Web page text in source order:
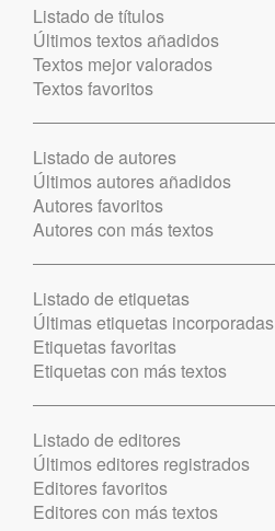
Listado de títulos
Últimos textos añadidos
Textos mejor valorados
Textos favoritos
Listado de autores
Últimos autores añadidos
Autores favoritos
Autores con más textos
Listado de etiquetas
Últimas etiquetas incorporadas
Etiquetas favoritas
Etiquetas con más textos
Listado de editores
Últimos editores registrados
Editores favoritos
Editores con más textos